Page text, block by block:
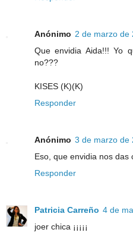
Anónimo 2 de marzo de
Que envidia Aida!!! Yo
no???
KISES (K)(K)
Responder
Anónimo 3 de marzo de
Eso, que envidia nos das
Responder
Patricia Carreño 4 de
joer chica ¡¡¡¡¡